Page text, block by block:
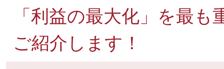
「利益の最大化」を最
ご紹介します！